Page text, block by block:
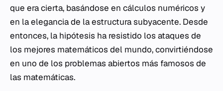
que era cierta, basándose en cálculos numéricos y
en la elegancia de la estructura subyacente. Desde
entonces, la hipótesis ha resistido los ataques de
los mejores matemáticos del mundo, convirtiéndose
en uno de los problemas abiertos más famosos de
las matemáticas.